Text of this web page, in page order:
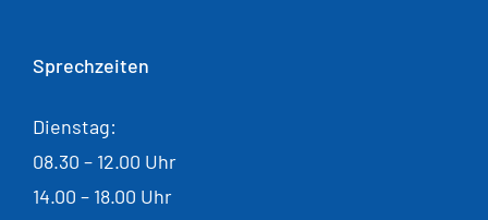
Sprechzeiten
Dienstag:
08.30 – 12.00 Uhr
14.00 – 18.00 Uhr